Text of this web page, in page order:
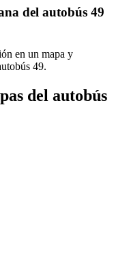
del autobús 49
en un mapa y
49.
del autobús